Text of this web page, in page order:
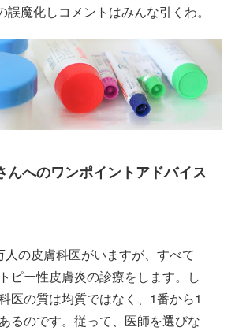
魔化しコメントはみんな引くわ。
んへのワンポイントアドバイス
人の皮膚科医がいますが、すべて
ピー性皮膚炎の診療をします。し
医の質は均質ではなく、1番から1
るのです。従って、医師を選びな